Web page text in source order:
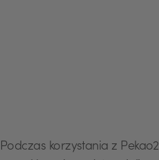
Podczas korzystania z